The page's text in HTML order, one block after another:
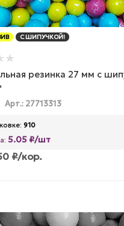
С ШИПУЧКОЙ!
резинка 27 мм с
Арт.: 27713313
910
5.05 ₽/шт
₽/кор.